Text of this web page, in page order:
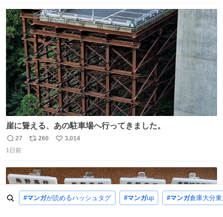
#マンガが読めるハッシュタグ #マンガup #マンガ倉庫大分
ト
数
数
崖に聳える、あの駐車場へ行ってきました。
返
信
27
リ
ト
数
260
い
数
3,014
1日前